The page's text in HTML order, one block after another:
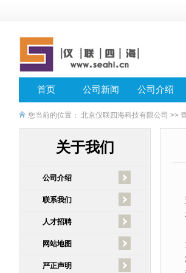
首页 公司新闻 公司介绍
您当前的位置： 北京仪联四海科技有限公司 >>
关于我们
公司介绍
联系我们
人才招聘
网站地图
严正声明